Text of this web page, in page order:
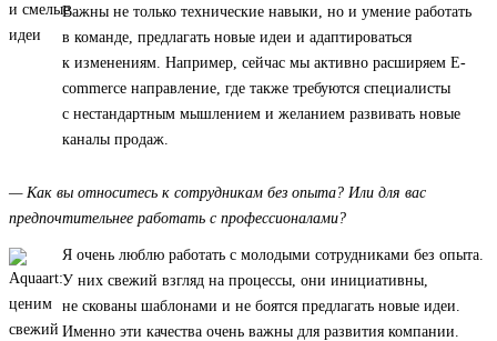
Важны не только технические навыки, но и умение работать
в команде, предлагать новые идеи и адаптироваться
к изменениям. Например, сейчас мы активно расширяем E-
commerce направление, где также требуются специалисты
с нестандартным мышлением и желанием развивать новые
каналы продаж.
— Как вы относитесь к сотрудникам без опыта? Или для вас
предпочтительнее работать с профессионалами?
Я очень люблю работать с молодыми сотрудниками без опыта.
У них свежий взгляд на процессы, они инициативны,
не скованы шаблонами и не боятся предлагать новые идеи.
Именно эти качества очень важны для развития компании.